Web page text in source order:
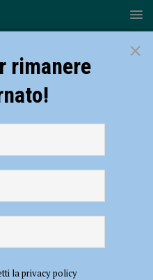
sua l’opera vincitrice del
×
rimanere
la privacy policy